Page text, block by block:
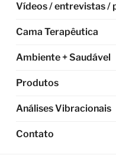
Vídeos / entrevistas /
Cama Terapêutica
Ambiente + Saudável
Produtos
Análises Vibracionais
Contato